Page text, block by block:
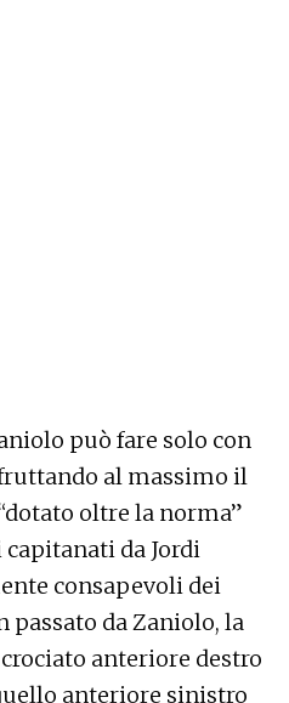
può fare solo con
al massimo il
oltre la norma”
da Jordi
consapevoli dei
da Zaniolo, la
anteriore destro
anteriore sinistro